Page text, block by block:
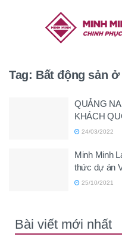
Tag: Bất động sản
QUẢNG
KHÁCH
24/03/2022
Minh Minh
thức dự án
25/10/2021
Bài viết mới nhất